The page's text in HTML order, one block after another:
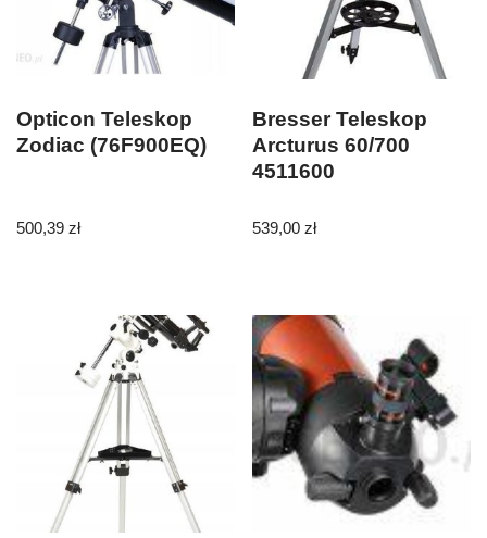
Opticon Teleskop
Zodiac (76F900EQ)
500,39 zł
Bresser Teleskop
Arcturus 60/700
4511600
539,00zł